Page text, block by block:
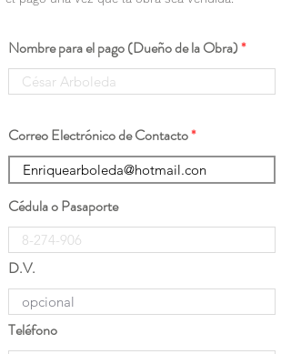
Nombre para el pago (Dueño de la Obra)
Correo Electrónico de Contacto
Cédula o Pasaporte
D.V.
Teléfono